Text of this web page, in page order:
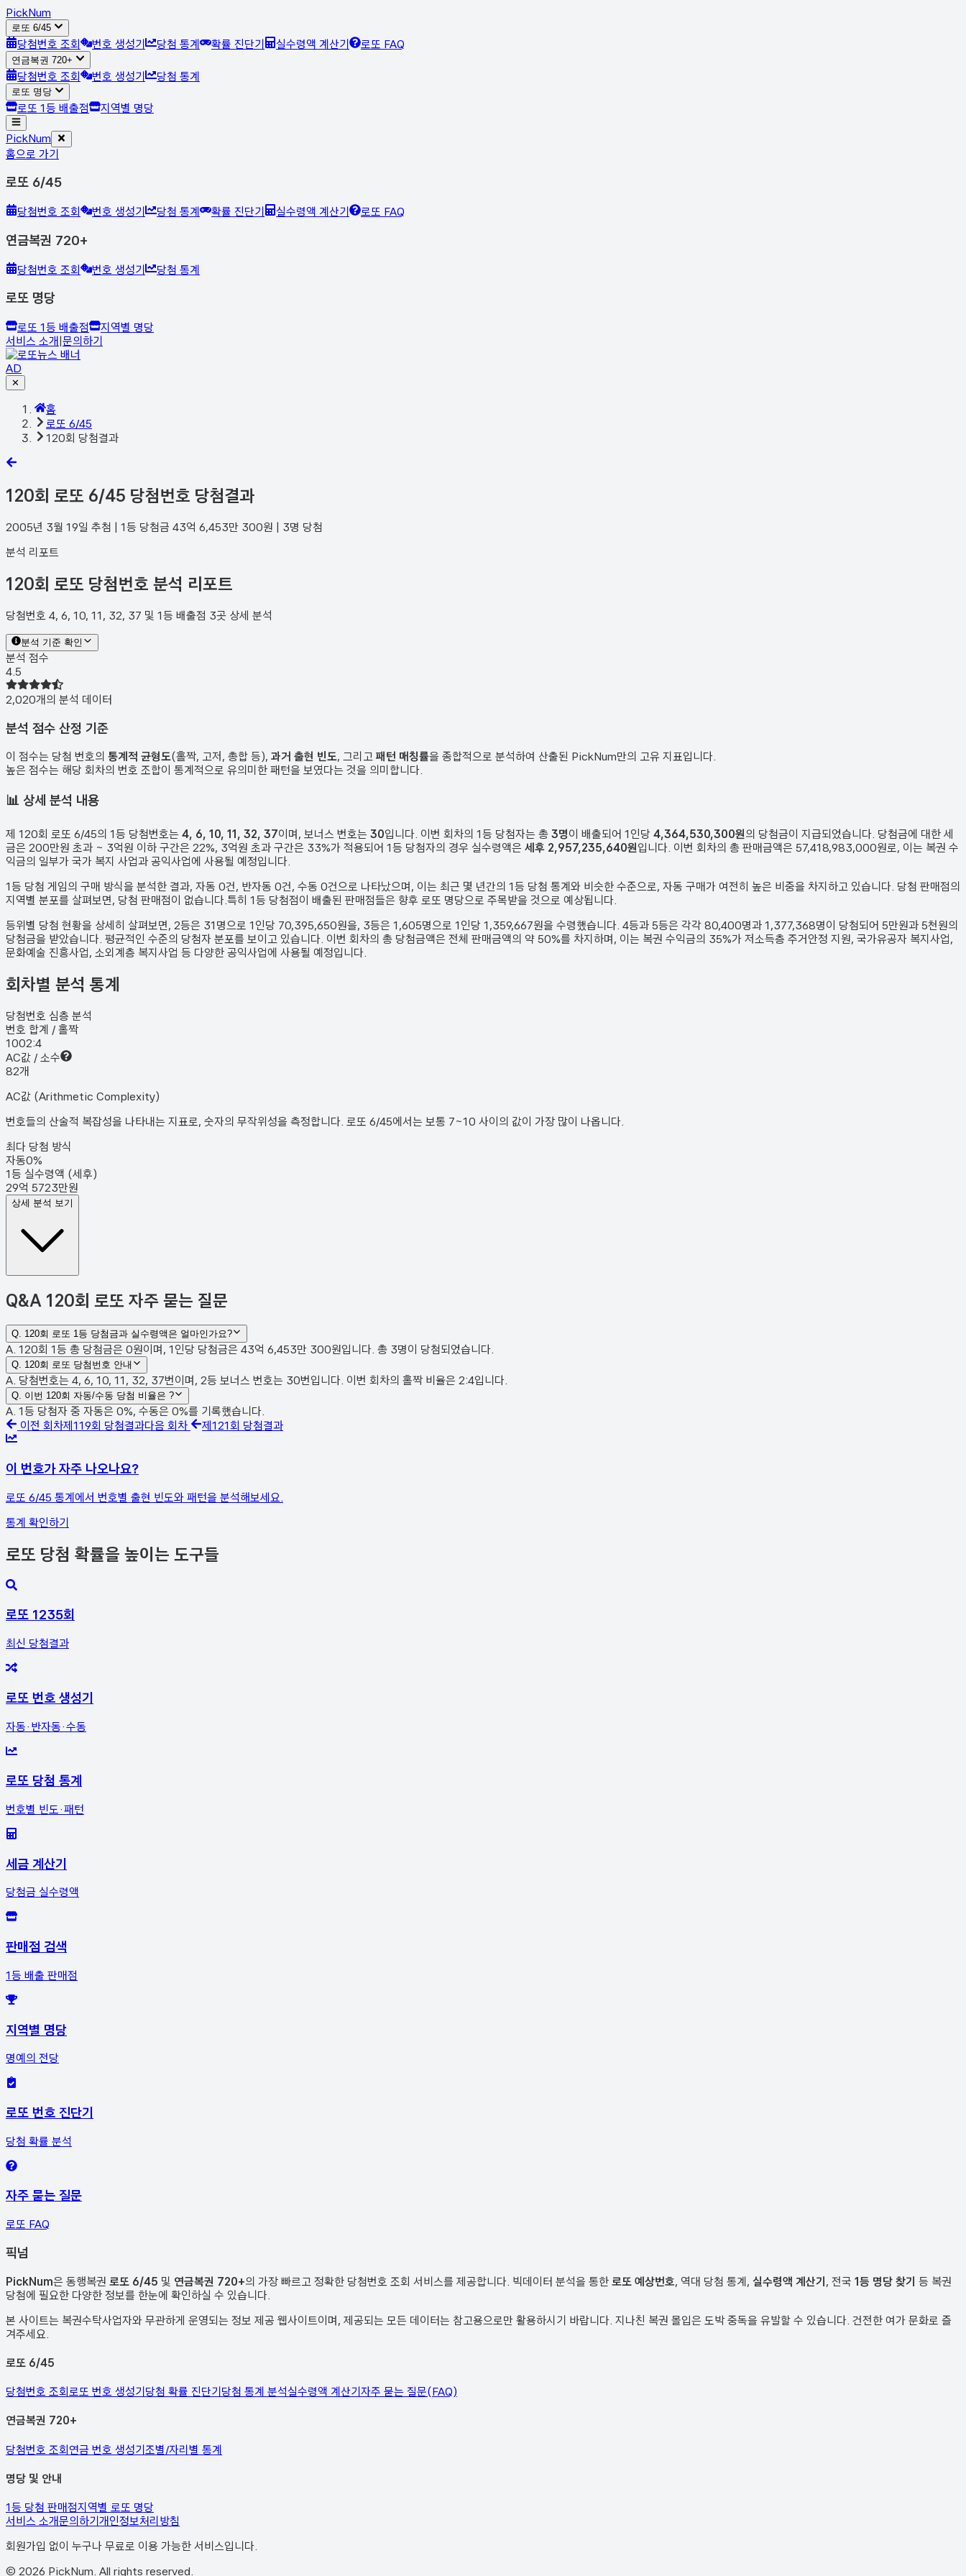
PickNum
로또 6/45
당첨번호 조회 번호 생성기 당첨 통계 확률 진단기 실수령액 계산기 로또 FAQ
연금복권 720+
당첨번호 조회 번호 생성기 당첨 통계
로또 명당
로또 1등 배출점 지역별 명당
PickNum
홈으로 가기
로또 6/45
당첨번호 조회 번호 생성기 당첨 통계 확률 진단기 실수령액 계산기 로또 FAQ
연금복권 720+
당첨번호 조회 번호 생성기 당첨 통계
로또 명당
로또 1등 배출점
지역별 명당
서비스 소개|문의하기
AD
✕
홈
로또 6/45
120회 당첨결과
120회 로또 6/45 당첨번호 당첨결과
2005년 3월 19일 추첨 | 1등 당첨금 43억 6,453만 300원 | 3명 당첨
분석 리포트
120회 로또 당첨번호 분석 리포트
당첨번호 4, 6, 10, 11, 32, 37 및 1등 배출점 3곳 상세 분석
분석 기준 확인
분석 점수
4.5
2,020개의 분석 데이터
분석 점수 산정 기준
이 점수는 당첨 번호의 통계적 균형도(홀짝, 고저, 총합 등), 과거 출현 빈도, 그리고 패턴 매칭률을 종합적으로 분석하여 산출된 PickNum만의 고유 지표입니다.
높은 점수는 해당 회차의 번호 조합이 통계적으로 유의미한 패턴을 보였다는 것을 의미합니다.
📊 상세 분석 내용
제 120회 로또 6/45의 1등 당첨번호는 4, 6, 10, 11, 32, 37이며, 보너스 번호는 30입니다. 이번 회차의 1등 당첨자는 총 3명이 배출되어 1인당 4,364,530,300원의 당첨금이 지급되었습니다. 당첨금에 대한 세
금은 200만원 초과 ~ 3억원 이하 구간은 22%, 3억원 초과 구간은 33%가 적용되어 1등 당첨자의 경우 실수령액은 세후 2,957,235,640원입니다. 이번 회차의 총 판매금액은 57,418,983,000원로, 이는 복권 수
익금의 일부가 국가 복지 사업과 공익사업에 사용될 예정입니다.
1등 당첨 게임의 구매 방식을 분석한 결과, 자동 0건, 반자동 0건, 수동 0건 으로 나타났으며, 이는 최근 몇 년간의 1등 당첨 통계와 비슷한 수준으로, 자동 구매가 여전히 높은 비중을 차지하고 있습니다. 당첨 판매점의
지역별 분포를 살펴보면, 당첨 판매점이 없습니다. 특히 1등 당첨점이 배출된 판매점들은 향후 로또 명당으로 주목받을 것으로 예상됩니다.
등위별 당첨 현황을 상세히 살펴보면, 2등은 31 명으로 1인당 70,395,650원을, 3등은 1,605명으로 1인당 1,359,667원을 수령했습니다. 4등과 5등은 각각 80,400명과 1,377,368명이 당첨되어 5만원과 5천원의
당첨금을 받았습니다. 평균적인 수준의 당첨자 분포를 보이고 있습니다. 이번 회차의 총 당첨금액은 전체 판매금액의 약 50%를 차지하며, 이는 복권 수익금의 35%가 저소득층 주거안정 지원, 국가유공자 복지사업,
문화예술 진흥사업, 소외계층 복지사업 등 다양한 공익사업에 사용될 예정입니다.
회차별 분석 통계
당첨번호 심층 분석
번호 합계 / 홀짝
1002:4
AC값 / 소수
82개
AC값 (Arithmetic Complexity)
번호들의 산술적 복잡성을 나타내는 지표로, 숫자의 무작위성을 측정합니다. 로또 6/45에서는 보통 7~10 사이의 값이 가장 많이 나옵니다.
최다 당첨 방식
자동0%
1등 실수령액 (세후)
29억 5723만원
상세 분석 보기
Q&A 120회 로또 자주 묻는 질문
Q. 120회 로또 1등 당첨금과 실수령액은 얼마인가요?
A. 120회 1등 총 당첨금은 0원이며, 1인당 당첨금은 43억 6,453만 300원입니다. 총 3명이 당첨되었습니다.
Q. 120회 로또 당첨번호 안내
A. 당첨번호는 4, 6, 10, 11, 32, 37번이며, 2등 보너스 번호는 30번입니다. 이번 회차의 홀짝 비율은 2:4입니다.
Q. 이번 120회 자동/수동 당첨 비율은 ?
A. 1등 당첨자 중 자동은 0%, 수동은 0%를 기록했습니다.
이전 회차제 119회 당첨결과다음 회차 제 121회 당첨결과
이 번호가 자주 나오나요?
로또 6/45 통계에서 번호별 출현 빈도와 패턴을 분석해보세요.
통계 확인하기
로또 당첨 확률을 높이는 도구들
로또 1235회
최신 당첨결과
로또 번호 생성기
자동·반자동·수동
로또 당첨 통계
번호별 빈도·패턴
세금 계산기
당첨금 실수령액
판매점 검색
1등 배출 판매점
지역별 명당
명예의 전당
로또 번호 진단기
당첨 확률 분석
자주 묻는 질문
로또 FAQ
픽넘
PickNum은 동행복권 로또 6/45 및 연금복권 720+의 가장 빠르고 정확한 당첨번호 조회 서비스를 제공합니다. 빅데이터 분석을 통한 로또 예상번호, 역대 당첨 통계, 실수령액 계산기, 전국 1등 명당 찾기 등 복권
당첨에 필요한 다양한 정보를 한눈에 확인하실 수 있습니다.
본 사이트는 복권수탁사업자와 무관하게 운영되는 정보 제공 웹사이트이며, 제공되는 모든 데이터는 참고용으로만 활용하시기 바랍니다. 지나친 복권 몰입은 도박 중독을 유발할 수 있습니다. 건전한 여가 문화로 즐
겨주세요.
로또 6/45
당첨번호 조회로또 번호 생성기당첨 확률 진단기당첨 통계 분석실수령액 계산기자주 묻는 질문(FAQ)
연금복권 720+
당첨번호 조회연금 번호 생성기조별/자리별 통계
명당 및 안내
1등 당첨 판매점지역별 로또 명당
서비스 소개문의하기 개인정보처리방침
회원가입 없이 누구나 무료로 이용 가능한 서비스입니다.
© 2026 PickNum. All rights reserved.